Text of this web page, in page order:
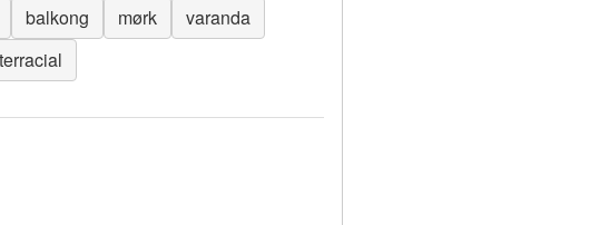
balkong mørk
varanda